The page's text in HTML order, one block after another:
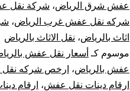
عفش شرق الرياض، شركة نقل
شركه نقل عفش غرب الرياض،
اثاث بالرياض، نقل الاثاث بالرياض
موسوم كـ أسعار نقل عفش
عفش بالرياض، ارخص شركه
ارقام دينات نقل عفش، ارقام